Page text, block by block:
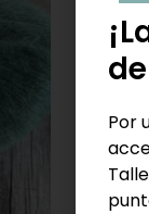
Por